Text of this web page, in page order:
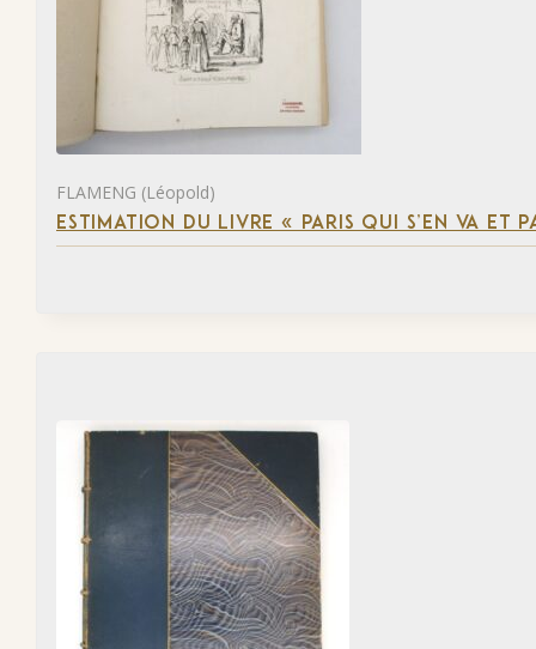
FLAMENG (Léopold)
ESTIMATION DU LIVRE « PARIS QUI S’EN VA ET